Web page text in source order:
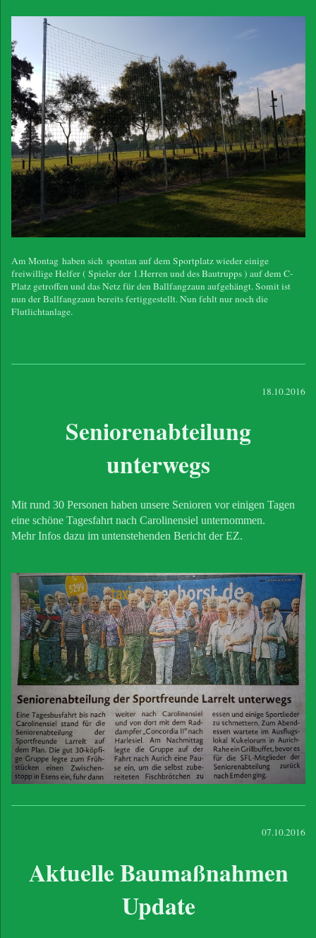
Am Montag haben sich spontan auf dem Sportplatz wieder einige
freiwillige Helfer ( Spieler der 1.Herren und des Bautrupps ) auf dem C-
Platz getroffen und das Netz für den Ballfangzaun aufgehängt. Somit ist
nun der Ballfangzaun bereits fertiggestellt. Nun fehlt nur noch die
Flutlichtanlage.
18.10.2016
Seniorenabteilung
unterwegs
Mit rund 30 Personen haben unsere Senioren vor einigen Tagen
eine schöne Tagesfahrt nach Carolinensiel unternommen.
Mehr Infos dazu im untenstehenden Bericht der EZ.
07.10.2016
Aktuelle Baumaßnahmen
Update